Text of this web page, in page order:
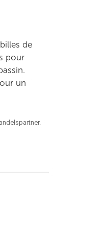
de
pour
un